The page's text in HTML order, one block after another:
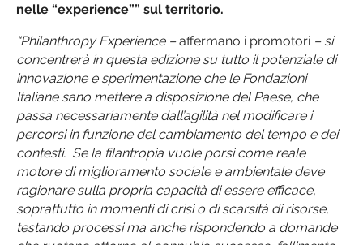
nelle “experience”” sul territorio.
“Philanthropy Experience –affermano i promotori – si
concentrerà in questa edizione su tutto il potenziale di
innovazione e sperimentazione che le Fondazioni
Italiane sano mettere a disposizione del Paese, che
passa necessariamente dall’agilità nel modificare i
percorsi in funzione del cambiamento del tempo e dei
contesti. Se la filantropia vuole porsi come reale
motore di miglioramento sociale e ambientale deve
ragionare sulla propria capacità di essere efficace,
soprattutto in momenti di crisi o di scarsità di risorse,
testando processi ma anche rispondendo a domande